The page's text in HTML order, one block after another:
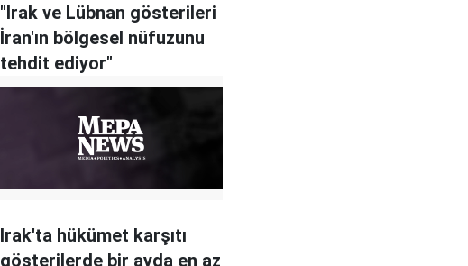
"Irak ve Lübnan gösterileri
İran'ın bölgesel nüfuzunu
tehdit ediyor"
Irak'ta hükümet karşıtı
gösterilerde bir ayda en az